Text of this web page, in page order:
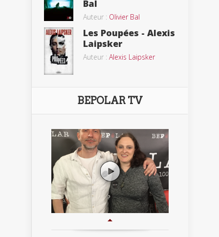
Bal
Auteur : Olivier Bal
Les Poupées - Alexis
Laipsker
Auteur : Alexis Laipsker
BEPOLAR TV